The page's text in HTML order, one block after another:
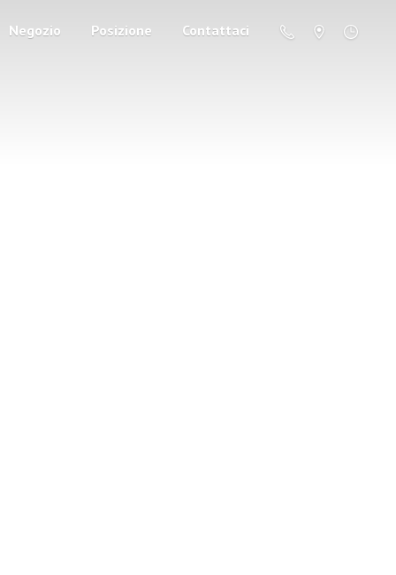
Negozio Posizione Contattaci